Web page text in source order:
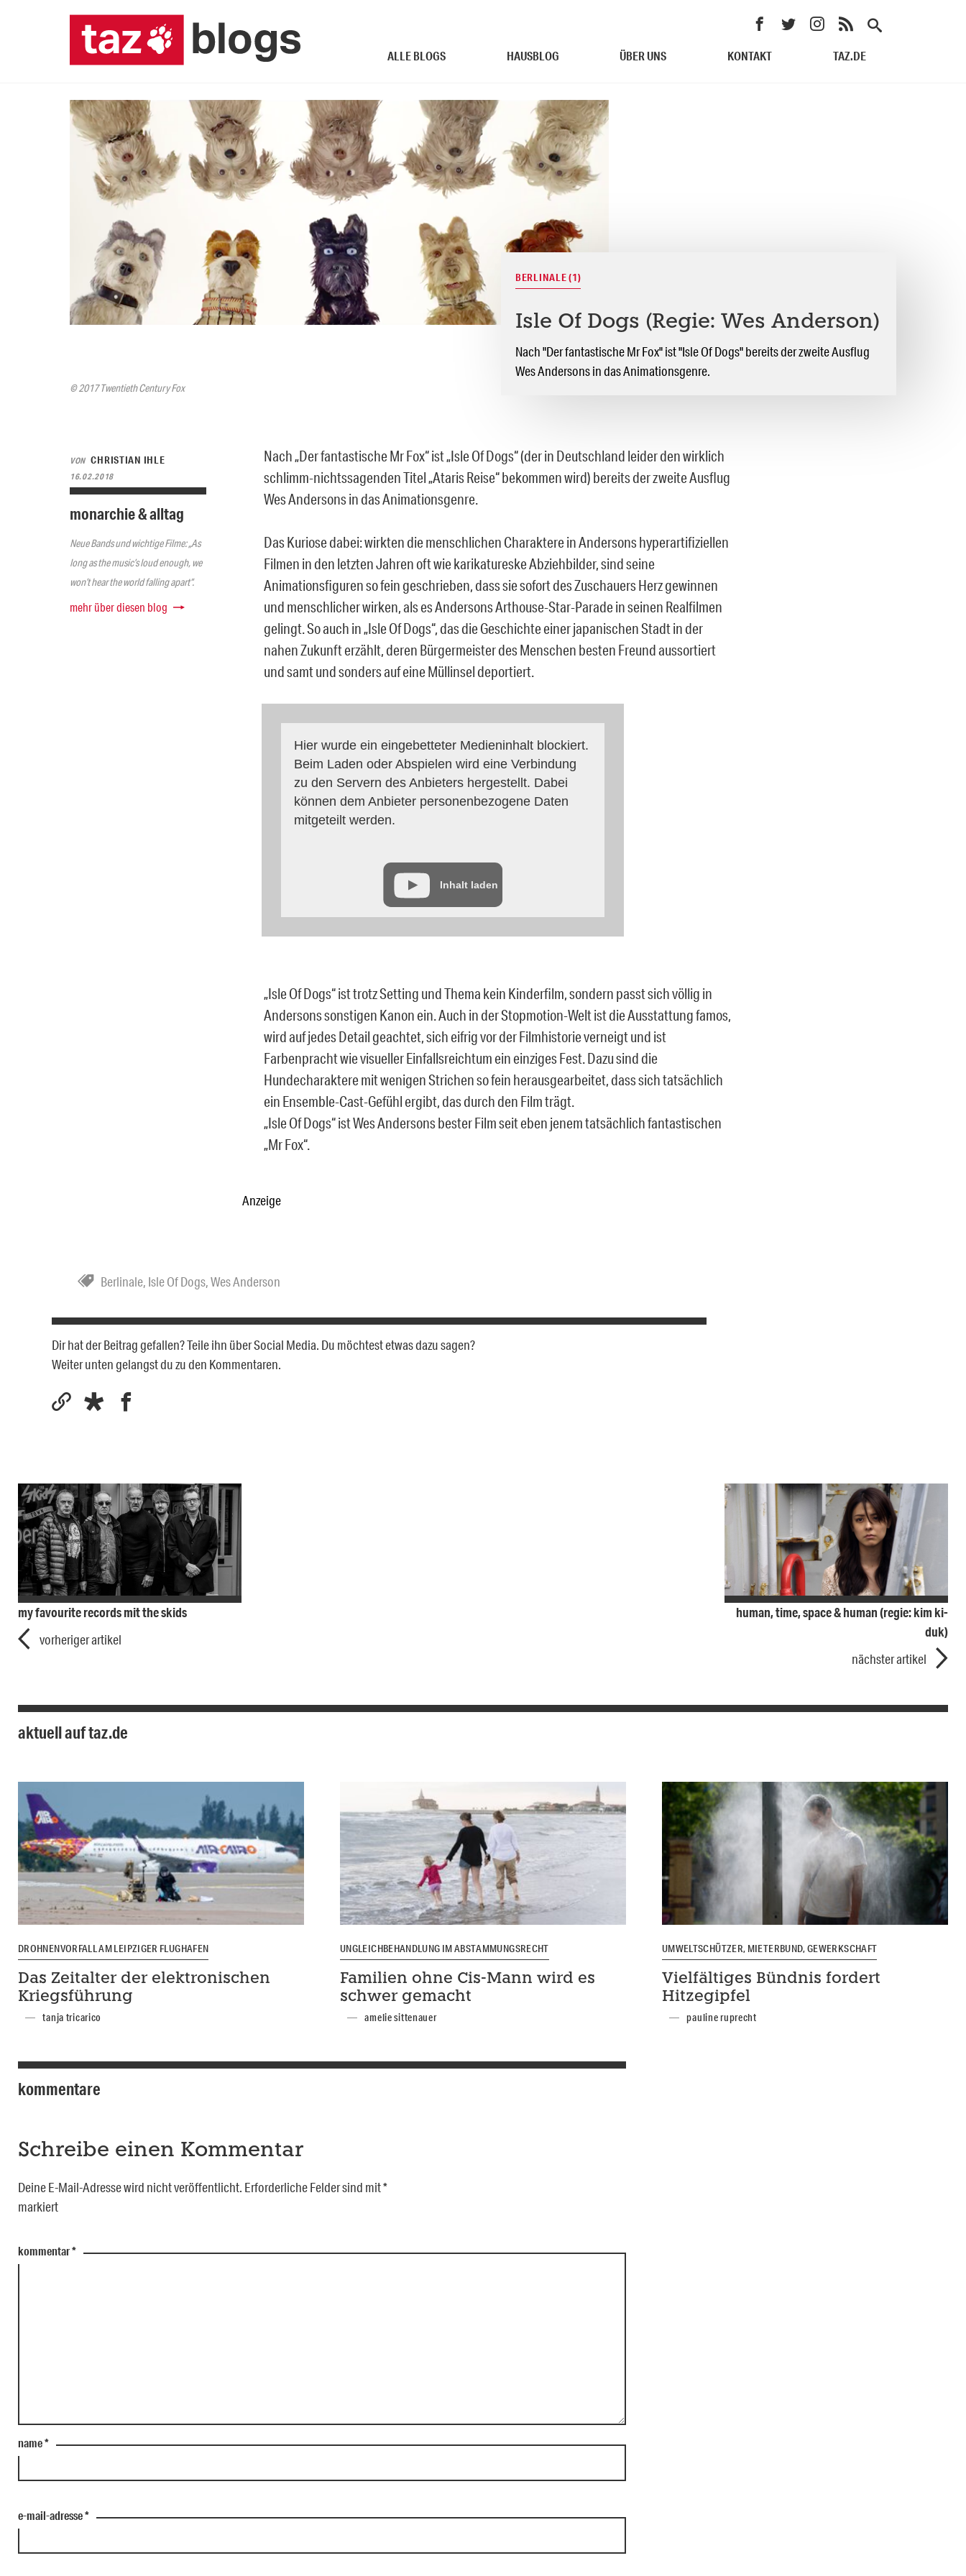
ALLE BLOGS HAUSBLOG ÜBER UNS KONTAKT TAZ.DE
© 2017 Twentieth Century Fox
BERLINALE (1)
Isle Of Dogs (Regie: Wes Anderson)
Nach "Der fantastische Mr Fox" ist "Isle Of Dogs" bereits der zweite Ausflug
Wes Andersons in das Animationsgenre.
VON CHRISTIAN IHLE
16.02.2018
monarchie & alltag
Neue Bands und wichtige Filme: „As
long as the music’s loud enough, we
won’t hear the world falling apart“.
mehr über diesen blog
Nach „Der fantastische Mr Fox“ ist „Isle Of Dogs“ (der in Deutschland leider den wirklich
schlimm-nichtssagenden Titel „Ataris Reise“ bekommen wird) bereits der zweite Ausflug
Wes Andersons in das Animationsgenre.
Das Kuriose dabei: wirkten die menschlichen Charaktere in Andersons hyperartifiziellen
Filmen in den letzten Jahren oft wie karikatureske Abziehbilder, sind seine
Animationsfiguren so fein geschrieben, dass sie sofort des Zuschauers Herz gewinnen
und menschlicher wirken, als es Andersons Arthouse-Star-Parade in seinen Realfilmen
gelingt. So auch in „Isle Of Dogs“, das die Geschichte einer japanischen Stadt in der
nahen Zukunft erzählt, deren Bürgermeister des Menschen besten Freund aussortiert
und samt und sonders auf eine Müllinsel deportiert.
Hier wurde ein eingebetteter Medieninhalt blockiert.
Beim Laden oder Abspielen wird eine Verbindung
zu den Servern des Anbieters hergestellt. Dabei
können dem Anbieter personenbezogene Daten
mitgeteilt werden.
Inhalt laden
„Isle Of Dogs“ ist trotz Setting und Thema kein Kinderfilm, sondern passt sich völlig in
Andersons sonstigen Kanon ein. Auch in der Stopmotion-Welt ist die Ausstattung famos,
wird auf jedes Detail geachtet, sich eifrig vor der Filmhistorie verneigt und ist
Farbenpracht wie visueller Einfallsreichtum ein einziges Fest. Dazu sind die
Hundecharaktere mit wenigen Strichen so fein herausgearbeitet, dass sich tatsächlich
ein Ensemble-Cast-Gefühl ergibt, das durch den Film trägt.
„Isle Of Dogs“ ist Wes Andersons bester Film seit eben jenem tatsächlich fantastischen
„Mr Fox“.
Anzeige
Berlinale, Isle Of Dogs,Wes Anderson
Dir hat der Beitrag gefallen? Teile ihn über Social Media. Du möchtest etwas dazu sagen?
Weiter unten gelangst du zu den Kommentaren.
my favourite records mit the skids
vorheriger artikel
human, time, space & human (regie: kim ki-
duk)
nächster artikel
aktuell auf taz.de
DROHNENVORFALL AM LEIPZIGER FLUGHAFEN
Das Zeitalter der elektronischen
Kriegsführung
tanja tricarico
UNGLEICHBEHANDLUNG IM ABSTAMMUNGSRECHT
Familien ohne Cis-Mann wird es
schwer gemacht
amelie sittenauer
UMWELTSCHÜTZER, MIETERBUND, GEWERKSCHAFT
Vielfältiges Bündnis fordert
Hitzegipfel
pauline ruprecht
kommentare
Schreibe einen Kommentar
Deine E-Mail-Adresse wird nicht veröffentlicht. Erforderliche Felder sind mit*
markiert
kommentar*
name*
e-mail-adresse*